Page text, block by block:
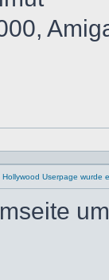
Hollywood Userpage wurde